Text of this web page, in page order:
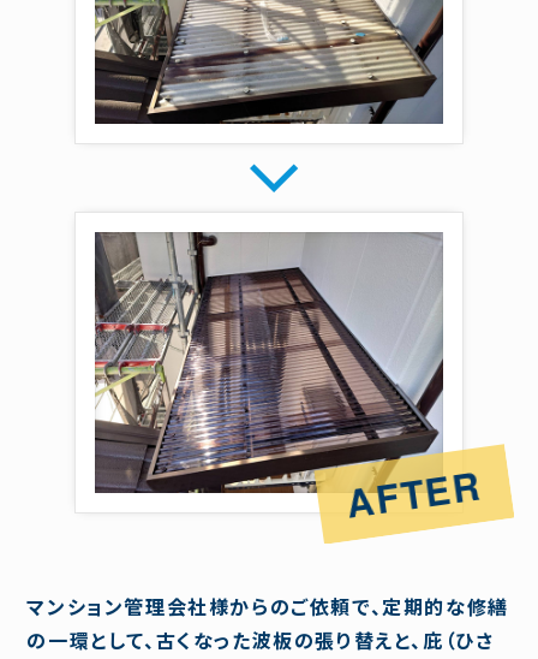
arrow_forward_ios
マンション管理会社様からのご依頼で、定期的な修繕
の一環として、古くなった波板の張り替えと、庇（ひさ